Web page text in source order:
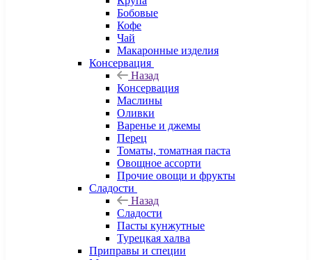
Бобовые
Кофе
Чай
Макаронные изделия
Консервация
Назад
Консервация
Маслины
Оливки
Варенье и джемы
Перец
Томаты, томатная паста
Овощное ассорти
Прочие овощи и фрукты
Сладости
Назад
Сладости
Пасты кунжутные
Турецкая халва
Приправы и специи